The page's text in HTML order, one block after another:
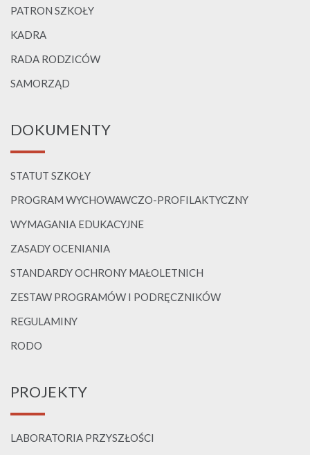
PATRON SZKOŁY
KADRA
RADA RODZICÓW
SAMORZĄD
DOKUMENTY
STATUT SZKOŁY
PROGRAM WYCHOWAWCZO-PROFILAKTYCZNY
WYMAGANIA EDUKACYJNE
ZASADY OCENIANIA
STANDARDY OCHRONY MAŁOLETNICH
ZESTAW PROGRAMÓW I PODRĘCZNIKÓW
REGULAMINY
RODO
PROJEKTY
LABORATORIA PRZYSZŁOŚCI